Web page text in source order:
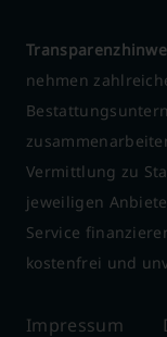
nehmen
Vermittlung zu
jeweiligen
Service
kostenfrei und
Impressum